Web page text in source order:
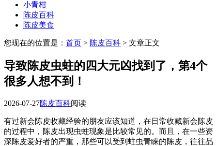
小青柑
陈皮百科
陈皮美食
您现在的位置是： 首页 > 陈皮百科 > 文章正文
导致陈皮虫蛀的四大元凶找到了，第4个
很多人想不到！
2026-07-27陈皮百科阅读
有过新会陈皮收藏经验的朋友应该知道，在日常收藏新会陈皮
的过程中，陈皮出现虫蛀现象是比较常见的。而且，在一些资
深陈皮爱好者的严重，那些可以受到蛀虫青睐的陈皮，往往品